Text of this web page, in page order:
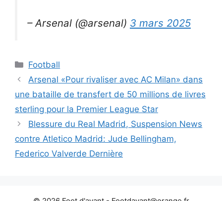
– Arsenal (@arsenal) 3 mars 2025
Catégories
Football
Arsenal «Pour rivaliser avec AC Milan» dans
une bataille de transfert de 50 millions de livres
sterling pour la Premier League Star
Blessure du Real Madrid, Suspension News
contre Atletico Madrid: Jude Bellingham,
Federico Valverde Dernière